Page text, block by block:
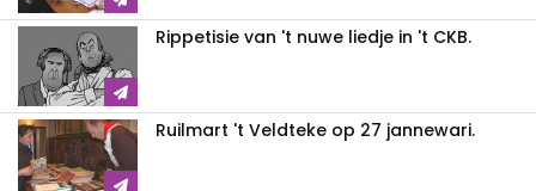
Rippetisie van 't nuwe liedje in 't CKB.
Ruilmart 't Veldteke op 27 jannewari.